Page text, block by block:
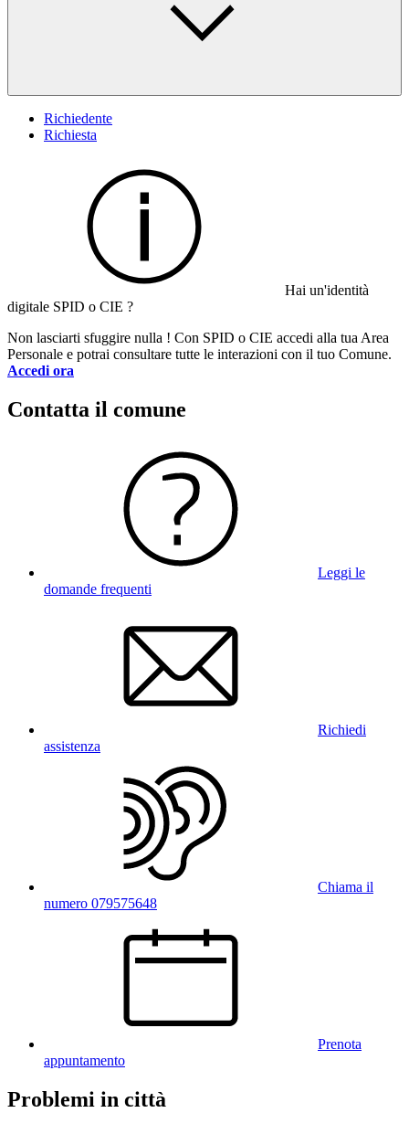
Richiedente
Richiesta
Hai un'identità
digitale SPID o CIE ?
Non lasciarti sfuggire nulla ! Con SPID o CIE accedi alla tua Area
Personale e potrai consultare tutte le interazioni con il tuo Comune.
Accedi ora
Contatta il comune
Leggi le
domande frequenti
Richiedi
assistenza
Chiama il
numero 079575648
Prenota
appuntamento
Problemi in città